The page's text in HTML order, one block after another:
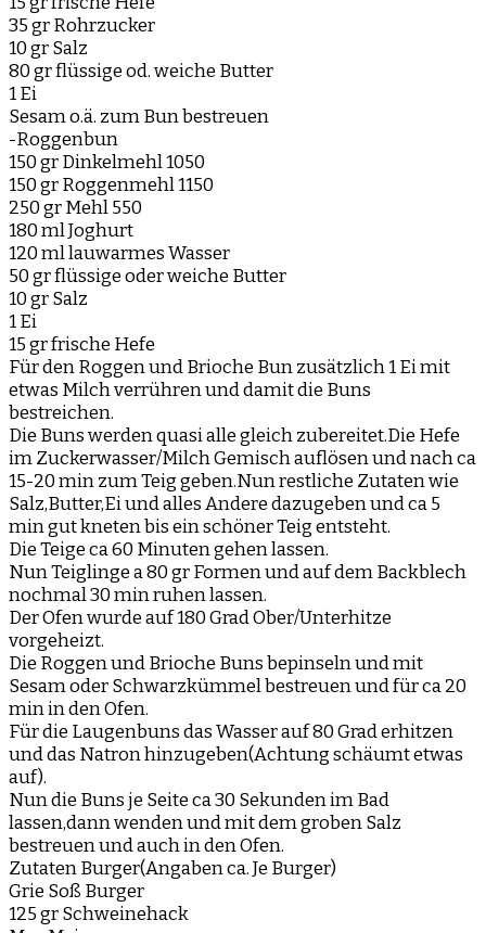
35 gr Rohrzucker
10 gr Salz
80 gr flüssige od. weiche Butter
1 Ei
Sesam o.ä. zum Bun bestreuen
-Roggenbun
150 gr Dinkelmehl 1050
150 gr Roggenmehl 1150
250 gr Mehl 550
180 ml Joghurt
120 ml lauwarmes Wasser
50 gr flüssige oder weiche Butter
10 gr Salz
1 Ei
15 gr frische Hefe
Für den Roggen und Brioche Bun zusätzlich 1 Ei mit
etwas Milch verrühren und damit die Buns
bestreichen.
Die Buns werden quasi alle gleich zubereitet.Die Hefe
im Zuckerwasser/Milch Gemisch auflösen und nach ca
15-20 min zum Teig geben.Nun restliche Zutaten wie
Salz,Butter,Ei und alles Andere dazugeben und ca 5
min gut kneten bis ein schöner Teig entsteht.
Die Teige ca 60 Minuten gehen lassen.
Nun Teiglinge a 80 gr Formen und auf dem Backblech
nochmal 30 min ruhen lassen.
Der Ofen wurde auf 180 Grad Ober/Unterhitze
vorgeheizt.
Die Roggen und Brioche Buns bepinseln und mit
Sesam oder Schwarzkümmel bestreuen und für ca 20
min in den Ofen.
Für die Laugenbuns das Wasser auf 80 Grad erhitzen
und das Natron hinzugeben(Achtung schäumt etwas
auf).
Nun die Buns je Seite ca 30 Sekunden im Bad
lassen,dann wenden und mit dem groben Salz
bestreuen und auch in den Ofen.
Zutaten Burger(Angaben ca. Je Burger)
Grie Soß Burger
125 gr Schweinehack